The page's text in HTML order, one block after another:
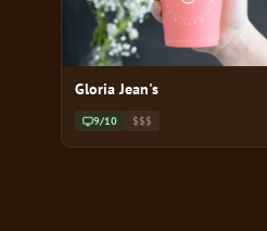
Gloria Jean's
9/10 $$$